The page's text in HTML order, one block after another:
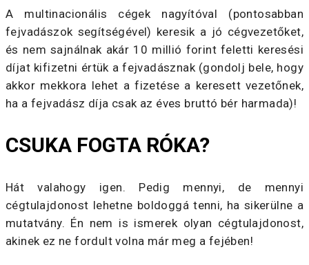
A multinacionális cégek nagyítóval (pontosabban
fejvadászok segítségével) keresik a jó cégvezetőket,
és nem sajnálnak akár 10 millió forint feletti keresési
díjat kifizetni értük a fejvadásznak (gondolj bele, hogy
akkor mekkora lehet a fizetése a keresett vezetőnek,
ha a fejvadász díja csak az éves bruttó bér harmada)!
CSUKA FOGTA RÓKA?
Hát valahogy igen. Pedig mennyi, de mennyi
cégtulajdonost lehetne boldoggá tenni, ha sikerülne a
mutatvány. Én nem is ismerek olyan cégtulajdonost,
akinek ez ne fordult volna már meg a fejében!